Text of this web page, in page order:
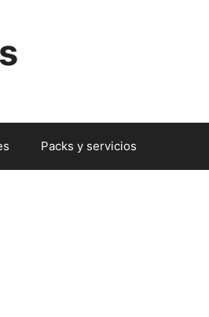
Packs y servicios